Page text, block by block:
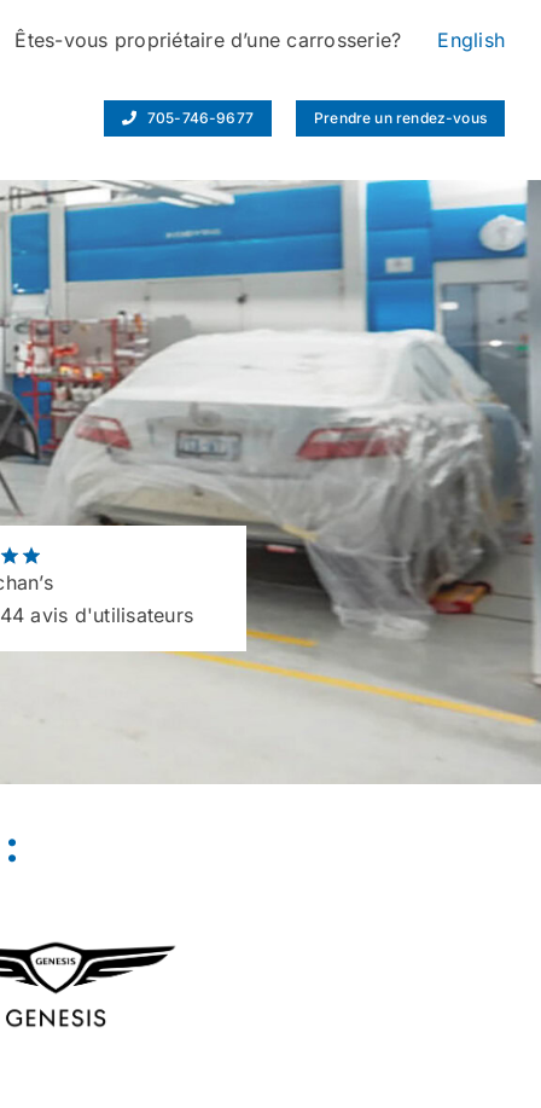
Êtes-vous propriétaire d’une carrosserie? English
705-746-9677 Prendre un rendez-vous
avis d'utilisateurs